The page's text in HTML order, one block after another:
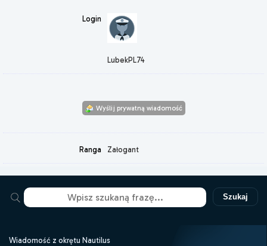
Login
LubekPL74
Wyślij prywatną wiadomość
Ranga Załogant
Szukaj
Wiadomość z okrętu Nautilus